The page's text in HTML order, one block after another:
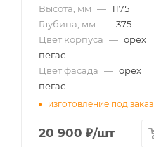
Высота, мм — 1175
Глубина, мм — 375
Цвет корпуса — орех
пегас
Цвет фасада — орех
пегас
изготовление под заказ
20 900 ₽/шт